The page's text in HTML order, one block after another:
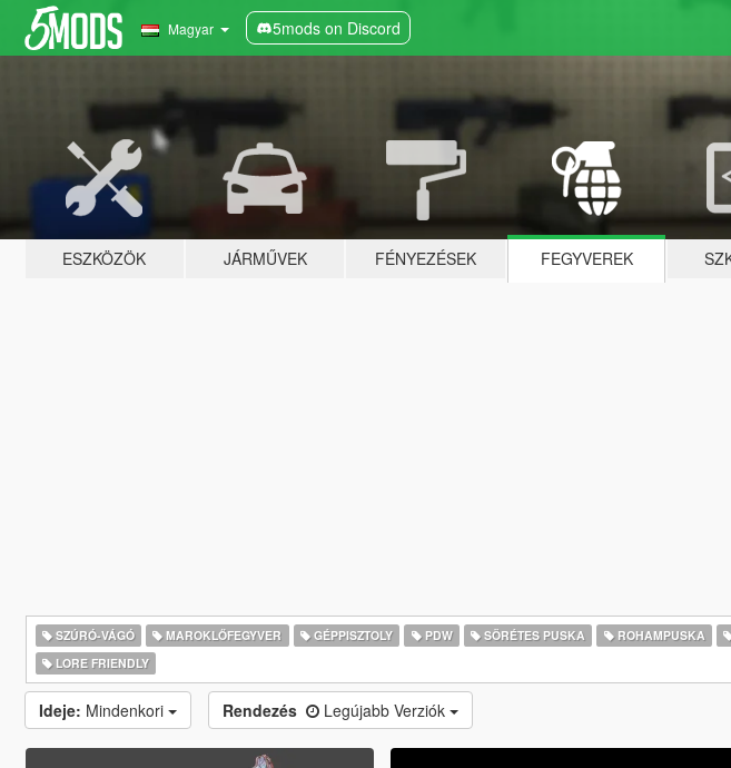
Magyar 5mods on Discord
ESZKÖZÖK JÁRMŰVEK FÉNYEZÉSEK FEGYVEREK
SZÚRÓ-VÁGÓ MAROKLŐFEGYVER GÉPPISZTOLY PDW SÖRÉTES PUSKA ROHAMPUSKA
LORE FRIENDLY
Ideje: Mindenkori Rendezés Legújabb Verziók